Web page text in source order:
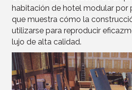
habitación de hotel modular por
que muestra cómo la
utilizarse para reproducir
lujo de alta calidad.